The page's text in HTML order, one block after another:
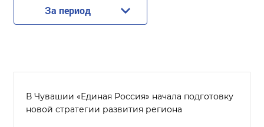
За период
В Чувашии «Единая Россия» начала подготовку
новой стратегии развития региона